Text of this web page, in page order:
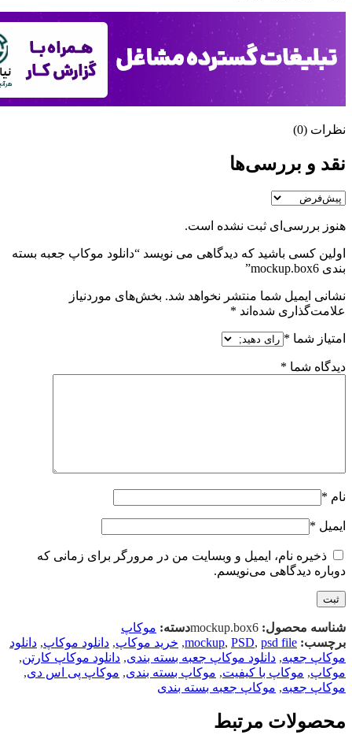
نظرات (0)
نقد و بررسی‌ها
هنوز بررسی‌ای ثبت نشده است.
اولین کسی باشید که دیدگاهی می نویسد “دانلود موکاپ جعبه بسته
بندی mockup.box6”
نشانی ایمیل شما منتشر نخواهد شد. بخش‌های موردنیاز
علامت‌گذاری شده‌اند *
امتیاز شما *
دیدگاه شما *
نام *
ایمیل *
ذخیره نام، ایمیل و وبسایت من در مرورگر برای زمانی که
دوباره دیدگاهی می‌نویسم.
شناسه محصول: mockup.box6دسته: موکاپ
برچسب:
mockup, PSD, psd file
, خرید موکاپ, دانلود موکاپ, دانلود
موکاپ جعبه, دانلود موکاپ جعبه بسته بندی, دانلود موکاپ کارتن,
موکاپ, موکاپ با کیفیت, موکاپ بسته بندی, موکاپ پی اس دی,
موکاپ جعبه, موکاپ جعبه بسته بندی
محصولات مرتبط